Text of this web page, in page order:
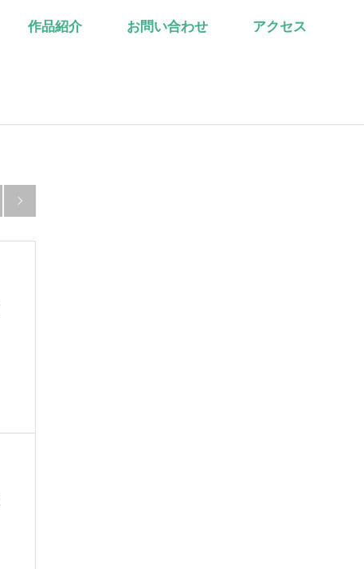
作品紹介 お問い合わせ アクセス
